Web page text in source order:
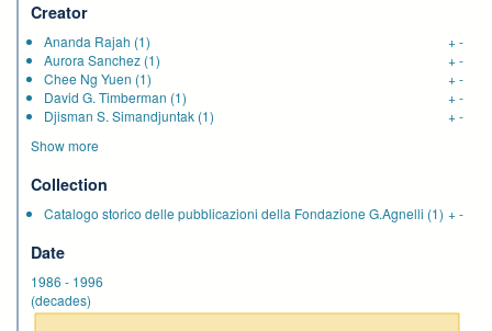
Creator
Ananda Rajah (1) +-
Aurora Sanchez (1) +-
Chee Ng Yuen (1) +-
David G. Timberman (1) +-
Djisman S. Simandjuntak (1) +-
Show more
Collection
Catalogo storico delle pubblicazioni della Fondazione G.Agnelli (1) +-
Date
1986 - 1996
(decades)